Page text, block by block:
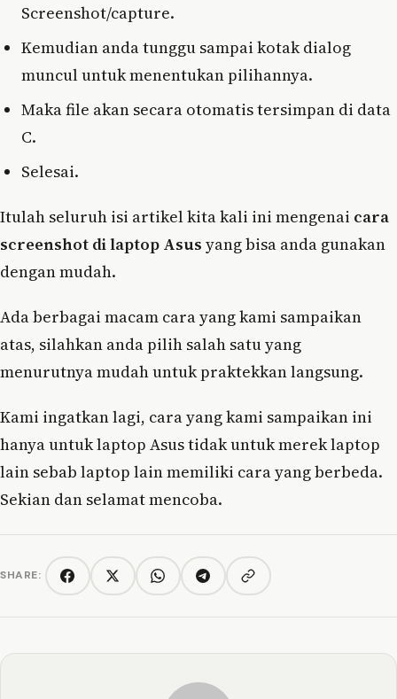
Screenshot/capture.
Kemudian anda tunggu sampai kotak dialog
muncul untuk menentukan pilihannya.
Maka file akan secara otomatis tersimpan di data
C.
Selesai.
Itulah seluruh isi artikel kita kali ini mengenai cara
screenshot di laptop Asus yang bisa anda gunakan
dengan mudah.
Ada berbagai macam cara yang kami sampaikan
atas, silahkan anda pilih salah satu yang
menurutnya mudah untuk praktekkan langsung.
Kami ingatkan lagi, cara yang kami sampaikan ini
hanya untuk laptop Asus tidak untuk merek laptop
lain sebab laptop lain memiliki cara yang berbeda.
Sekian dan selamat mencoba.
SHARE: FacebookTwitter/XWhatsAppTelegramCopy link